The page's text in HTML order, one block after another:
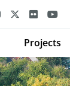
Projects